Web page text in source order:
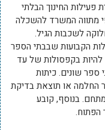
פעילות החינוך הבלתי
מתווה המשרד להשכלה
לשכבות הגיל.
הקבועות שבבתי הספר
להיות בקפסולות של עד
ספר שונים. כיתות
החלמה או תוצאת בדיקת
למתחם. בנוסף, קובע
הפתוח.